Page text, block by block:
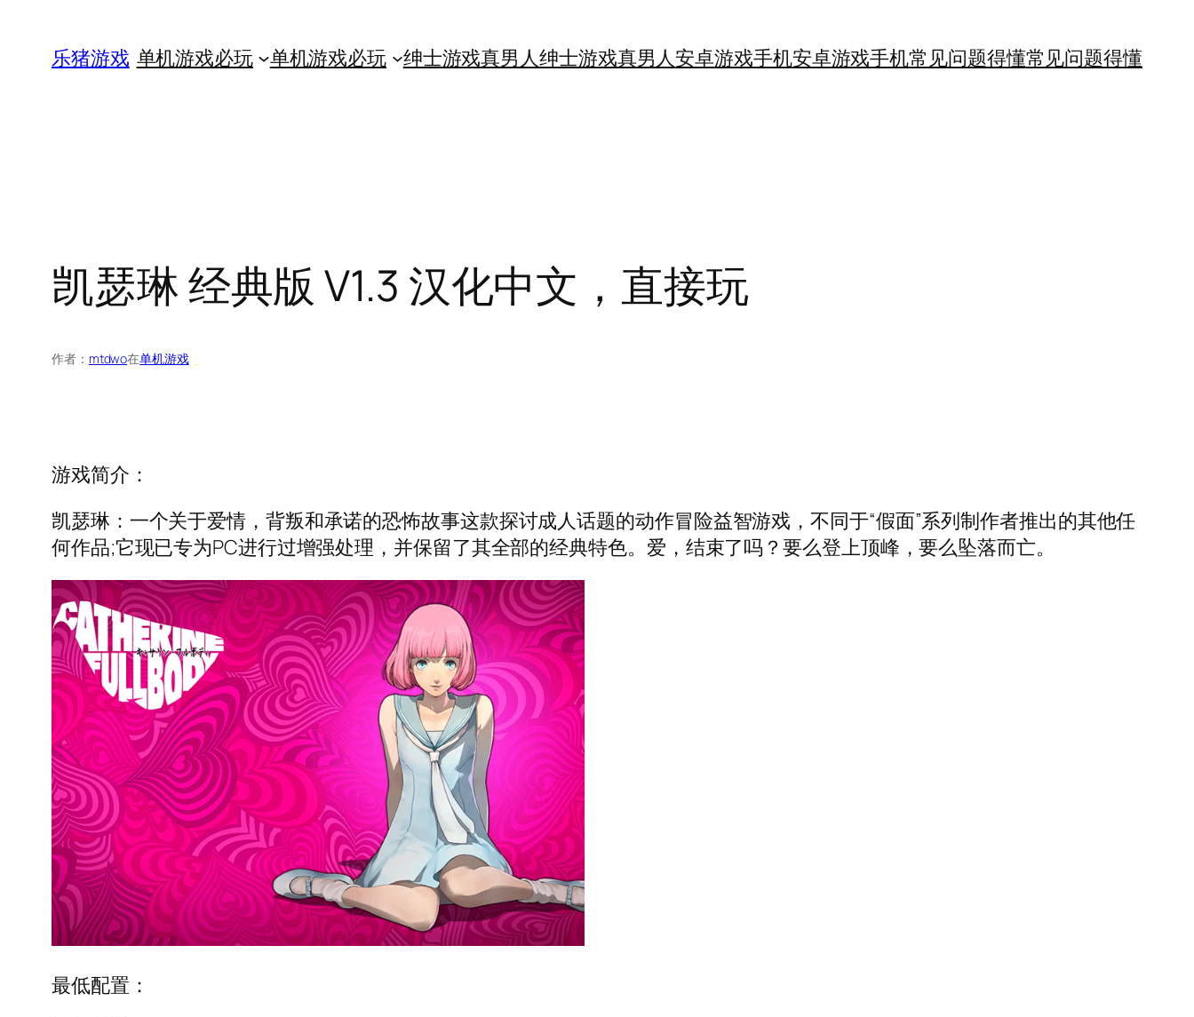
乐猪游戏 单机游戏必玩 单机游戏必玩 绅士游戏真男人绅士游戏真男人安卓游戏手机安卓游戏手机常见问题得懂常见问题得懂
凯瑟琳 经典版 V1.3 汉化中文，直接玩
作者： mtdwo在单机游戏
游戏简介：
凯瑟琳：一个关于爱情，背叛和承诺的恐怖故事这款探讨成人话题的动作冒险益智游戏，不同于“假面”系列制作者推出的其他任
何作品;它现已专为PC进行过增强处理，并保留了其全部的经典特色。爱，结束了吗？要么登上顶峰，要么坠落而亡。
最低配置：